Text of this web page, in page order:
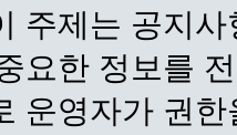
주제는 공지
요한 정보를
운영자가 권